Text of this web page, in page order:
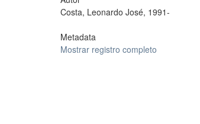
Costa, Leonardo José, 1991-
Metadata
Mostrar registro completo